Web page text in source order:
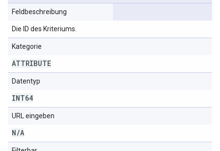
Feldbeschreibung
Die ID des Kriteriums.
Kategorie
ATTRIBUTE
Datentyp
INT64
URL eingeben
N/A